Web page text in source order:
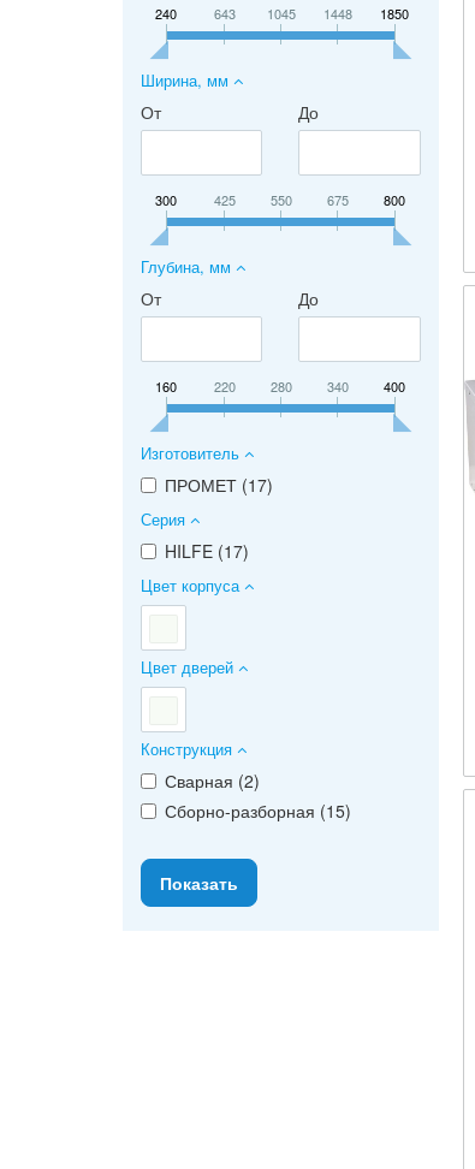
240 643 1045 1448 1850
Ширина, мм
От До
300 425 550 675 800
Глубина, мм
От До
160 220 280 340 400
Изготовитель
ПРОМЕТ (17)
Серия
HILFE (17)
Цвет корпуса
Цвет дверей
Конструкция
Сварная (2)
Сборно-разборная (15)